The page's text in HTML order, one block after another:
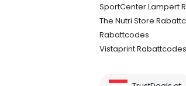
SportCenter Lampert
The Nutri Store
Rabattcodes
Vistaprint Rabattcodes